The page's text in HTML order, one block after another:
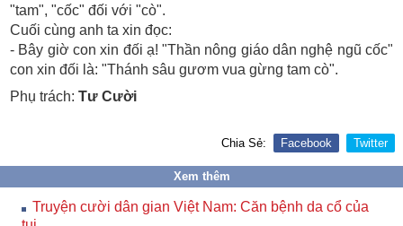
"tam", "cốc" đối với "cò".
Cuối cùng anh ta xin đọc:
- Bây giờ con xin đối ạ! "Thần nông giáo dân nghệ ngũ cốc"
con xin đối là: "Thánh sâu gươm vua gừng tam cò".
Phụ trách: Tư Cười
Chia Sẻ: Facebook Twitter
Xem thêm
Truyện cười dân gian Việt Nam: Căn bệnh da cổ của